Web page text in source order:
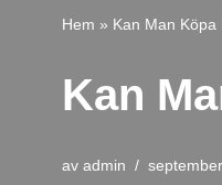
Hem » Kan Man Köpa
Kan
av admin